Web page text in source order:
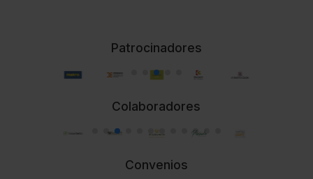
Patrocinadores
Colaboradores
Convenios